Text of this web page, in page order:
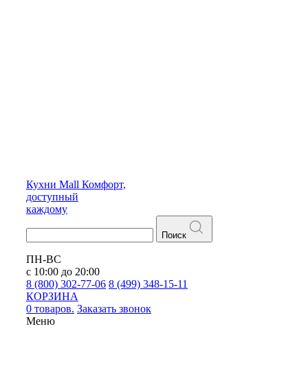
Кухни Mall Комфорт,
доступный
каждому
Поиск
ПН-ВС
с 10:00 до 20:00
8 (800) 302-77-06 8 (499) 348-15-11
КОРЗИНА
0 товаров. Заказать звонок
Меню